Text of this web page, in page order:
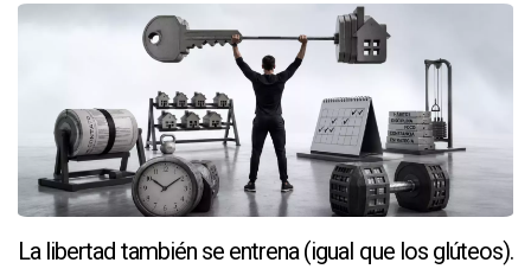
La libertad también se entrena (igual que los glúteos).